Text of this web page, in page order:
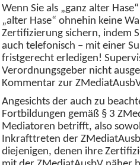
Wenn Sie als „ganz alter
„alter Hase“ ohnehin keine
Zertifizierung sichern, indem
auch telefonisch – mit einer
fristgerecht erledigen!
Verordnungsgeber nicht
Kommentar zur
Angesichts der auch zu
Fortbildungen gemäß § 3
Mediatoren betrifft, also
Inkrafttreten der
diejenigen, denen ihre